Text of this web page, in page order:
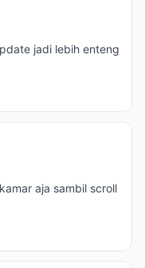
jadi lebih enteng
aja sambil scroll